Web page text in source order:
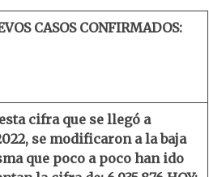
CASOS CONFIRMADOS:
cifra que se llegó a
se modificaron a la baja
que poco a poco han ido